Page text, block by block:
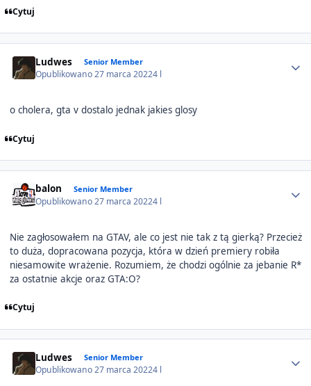
Cytuj
Ludwes Senior Member
Opublikowano27 marca 20224 l
o cholera, gta v dostalo jednak jakies glosy
Cytuj
balon Senior Member
Opublikowano27 marca 20224 l
Nie zagłosowałem na GTAV, ale co jest nie tak z tą gierką? Przecież
to duża, dopracowana pozycja, która w dzień premiery robiła
niesamowite wrażenie. Rozumiem, że chodzi ogólnie za jebanie R*
za ostatnie akcje oraz GTA:O?
Cytuj
Ludwes Senior Member
Opublikowano27 marca 20224 l